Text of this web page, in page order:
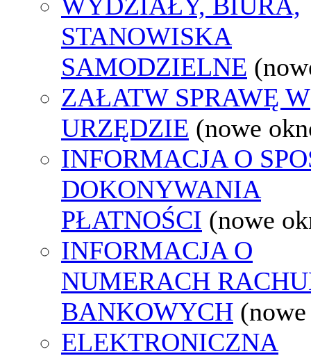
STANOWISKA
SAMODZIELNE
ZAŁATW SPRAWĘ W
URZĘDZIE (nowe
INFORMACJA O
DOKONYWANIA
PŁATNOŚCI (nowe
INFORMACJA O
NUMERACH
BANKOWYCH
ELEKTRONICZNA